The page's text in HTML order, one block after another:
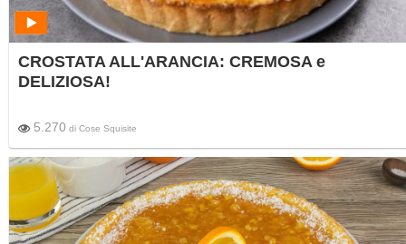
CROSTATA ALL'ARANCIA: CREMOSA e
DELIZIOSA!
5.270 di Cose Squisite